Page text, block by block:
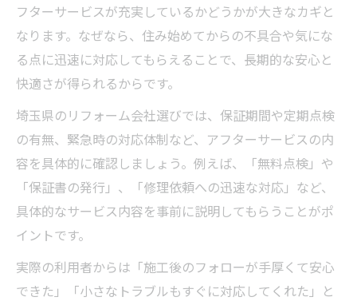
フターサービスが充実しているかどうかが大きなカギと
なります。なぜなら、住み始めてからの不具合や気にな
る点に迅速に対応してもらえることで、長期的な安心と
快適さが得られるからです。
埼玉県のリフォーム会社選びでは、保証期間や定期点検
の有無、緊急時の対応体制など、アフターサービスの内
容を具体的に確認しましょう。例えば、「無料点検」や
「保証書の発行」、「修理依頼への迅速な対応」など、
具体的なサービス内容を事前に説明してもらうことがポ
イントです。
実際の利用者からは「施工後のフォローが手厚くて安心
できた」「小さなトラブルもすぐに対応してくれた」と